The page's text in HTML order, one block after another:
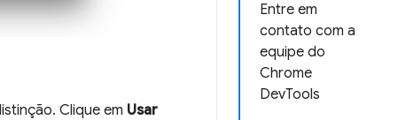
Entre em
contato com a
equipe do
Chrome
DevTools
Clique em Usar